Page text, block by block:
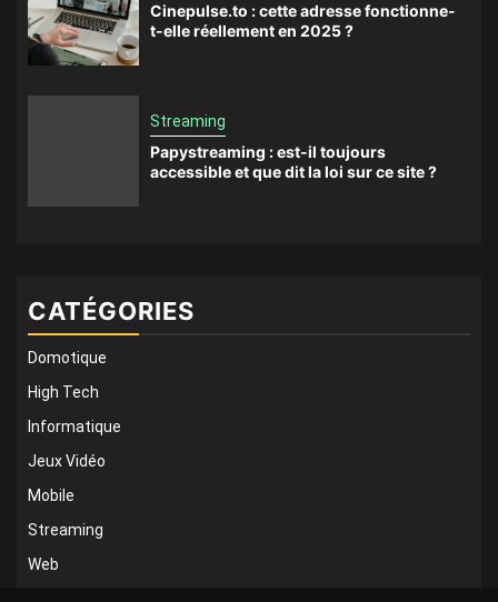
Cinepulse.to : cette adresse fonctionne-
t-elle réellement en 2025 ?
Streaming
Papystreaming : est-il toujours
accessible et que dit la loi sur ce site ?
CATÉGORIES
Domotique
High Tech
Informatique
Jeux Vidéo
Mobile
Streaming
Web